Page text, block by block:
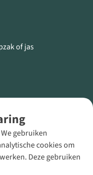
gebruiken
cookies om
Deze gebruiken
of jas